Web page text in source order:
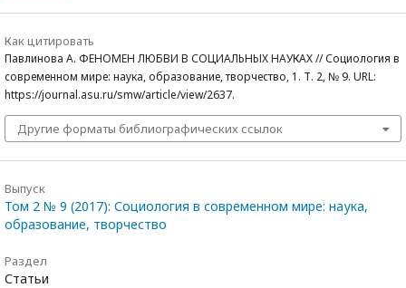
Как цитировать
Павлинова А. ФЕНОМЕН ЛЮБВИ В СОЦИАЛЬНЫХ НАУКАХ // Социология в
современном мире: наука, образование, творчество, 1. Т. 2, № 9. URL:
https://journal.asu.ru/smw/article/view/2637.
Другие форматы библиографических ссылок
Выпуск
Том 2 № 9 (2017): Социология в современном мире: наука,
образование, творчество
Раздел
Статьи